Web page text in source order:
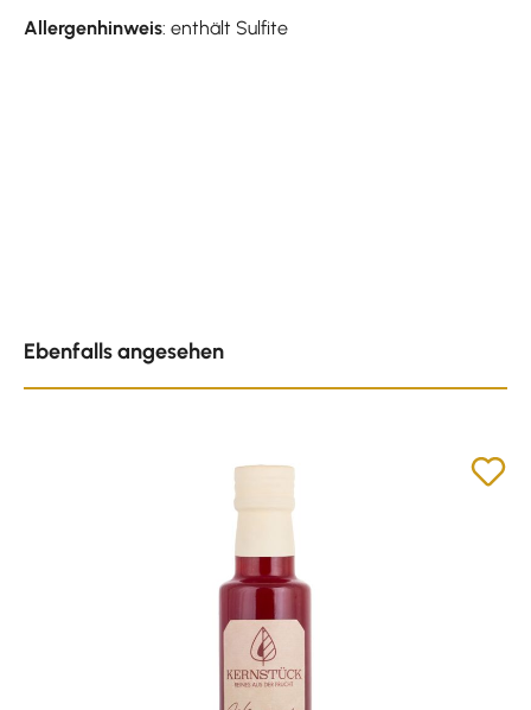
Allergenhinweis: enthält Sulfite
Ebenfalls angesehen